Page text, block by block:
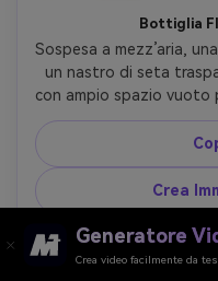
Bottiglia
Sospesa a mezz’aria,
un nastro di seta
con ampio spazio
alta velocità che
A7R V, 70mm f/5.6,
surreale,
fotorealistiche,
luce
Crea
Generatore
Crea video facilmente da